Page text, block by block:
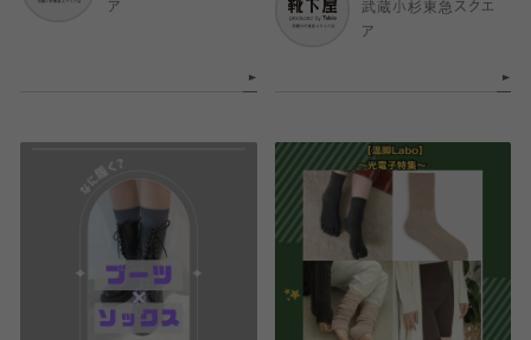
ア
武蔵小杉東急スクエ
ア